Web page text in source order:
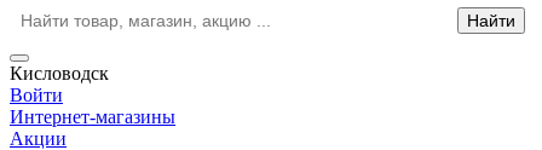
Кисловодск
Войти
Интернет-магазины
Акции